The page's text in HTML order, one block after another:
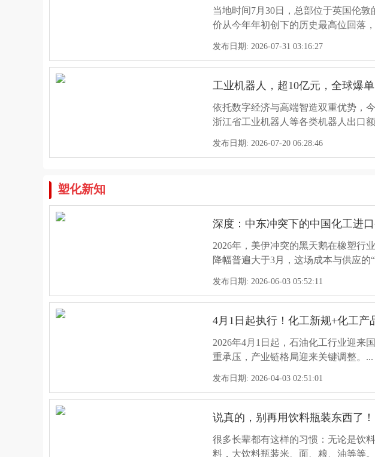
发布日期: 2026-06-09 06:29:53
5月中国化工迎来“大爆发”，12个
近期，尽管国际原油市场持续波动，
地。这不仅凸显出中国化工产业蓬勃
发布日期: 2026-05-27 07:10:17
特朗普总统任期内首度访华：盘
高盛最新警告：一场全球性化工
霍尔木兹海峡的通行受阻，不仅是一
级冲击”。作为连接中东油气产区与
这种供应端的“断崖式”缺口，正通过
发布日期: 2026-04-29 03:41:35
投资超4500亿元，2026年“中石
2026年是“十五五”规划的谋划之年，
向，其背后是三个不可逆的宏观驱动
已进入长期下降通道。传统燃料型炼
代紧迫性：光伏胶膜、车用轻量化材
物）、茂金属聚乙烯等高端聚烯烃自
海及城市中心的存量资产必须通过技
发布日期: 2026-04-15 06:04:50
突发!英威达宣布己二胺、尼龙66
导读： 2026年3月31日，尼龙巨人英
当地时间7月30日，总部位于英国伦
价从今年年初创下的历史最高位回落
涨2%，达2522吨，需求总值约合3800
发布日期: 2026-07-31 03:16:27
工业机器人，超10亿元，全球爆单
依托数字经济与高端智造双重优势，
浙江省工业机器人等各类机器人出口
发布日期: 2026-07-20 06:28:46
眼下，美伊局势仍在持续升级，美军
道霍尔木兹海峡再次陷入危机，威胁
发布日期: 2026-07-20 06:27:56
万华化学：预计上半年业绩大涨超
7月7日，万华化学发布2026年半年度
60.05%-69.85%，上年同期盈利61.23
发布日期: 2026-07-10 03:08:38
突发！美军空袭伊朗核电站周边
中东战火，再度处于失控边缘！连日
直指布什尔核电站周边及多处战略要
发布日期: 2026-07-10 03:06:33
塑化新知
深度：中东冲突下的中国化工进
2026年，美伊冲突的黑天鹅在橡塑行
降幅普遍大于3月，这场成本与供应
进口骤减，技术驱动型（特种）逆势
发布日期: 2026-06-03 05:52:11
4月1日起执行！化工新规+化工产
2026年4月1日起，石油化工行业迎来
重承压，产业链格局迎来关键调整。...
发布日期: 2026-04-03 02:51:01
说真的，别再用饮料瓶装东西了！
很多长辈都有这样的习惯：无论是饮
料，大饮料瓶装米、面、粮、油等等